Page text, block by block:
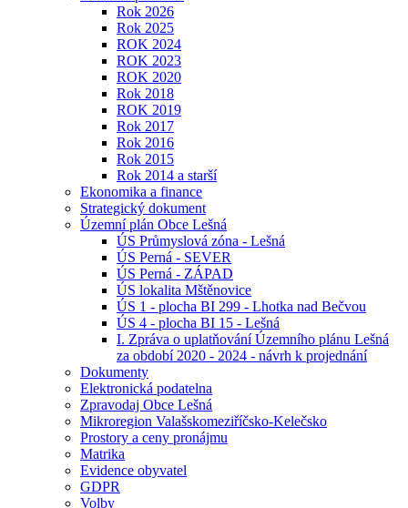
Rok 2026
Rok 2025
ROK 2024
ROK 2023
ROK 2020
Rok 2018
ROK 2019
Rok 2017
Rok 2016
Rok 2015
Rok 2014 a starší
Ekonomika a finance
Strategický dokument
Územní plán Obce Lešná
ÚS Průmyslová zóna - Lešná
ÚS Perná - SEVER
ÚS Perná - ZÁPAD
ÚS lokalita Mštěnovice
ÚS 1 - plocha BI 299 - Lhotka nad Bečvou
ÚS 4 - plocha BI 15 - Lešná
I. Zpráva o uplatňování Územního plánu Lešná
za období 2020 - 2024 - návrh k projednání
Dokumenty
Elektronická podatelna
Zpravodaj Obce Lešná
Mikroregion Valašskomeziříčsko-Kelečsko
Prostory a ceny pronájmu
Matrika
Evidence obyvatel
GDPR
Volby